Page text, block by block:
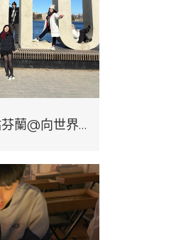
下一站芬蘭@向世界出發_交流團_簡介會